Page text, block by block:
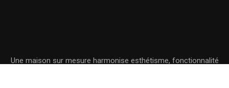
Une maison sur mesure harmonise esthétisme, fonctionnalité